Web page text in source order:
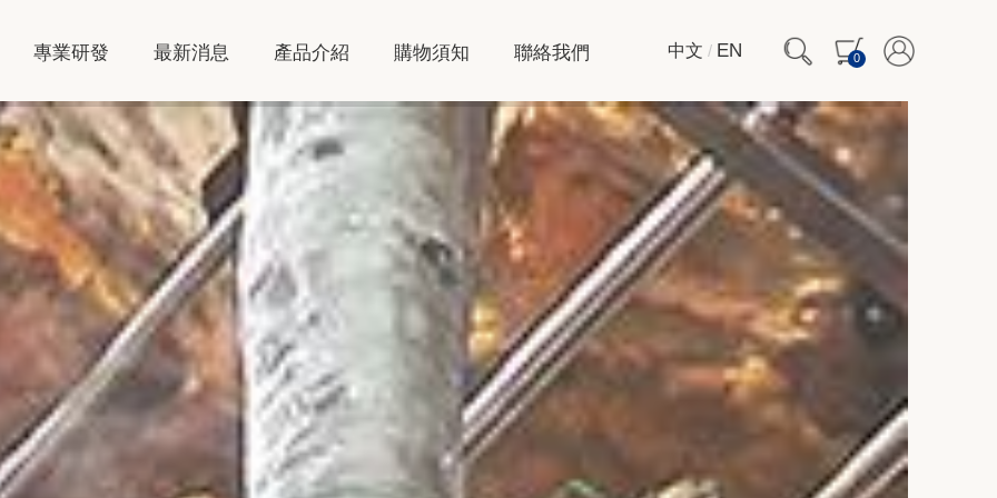
專業研發 最新消息 產品介紹 購物須知 聯絡我們 中文 / EN 0